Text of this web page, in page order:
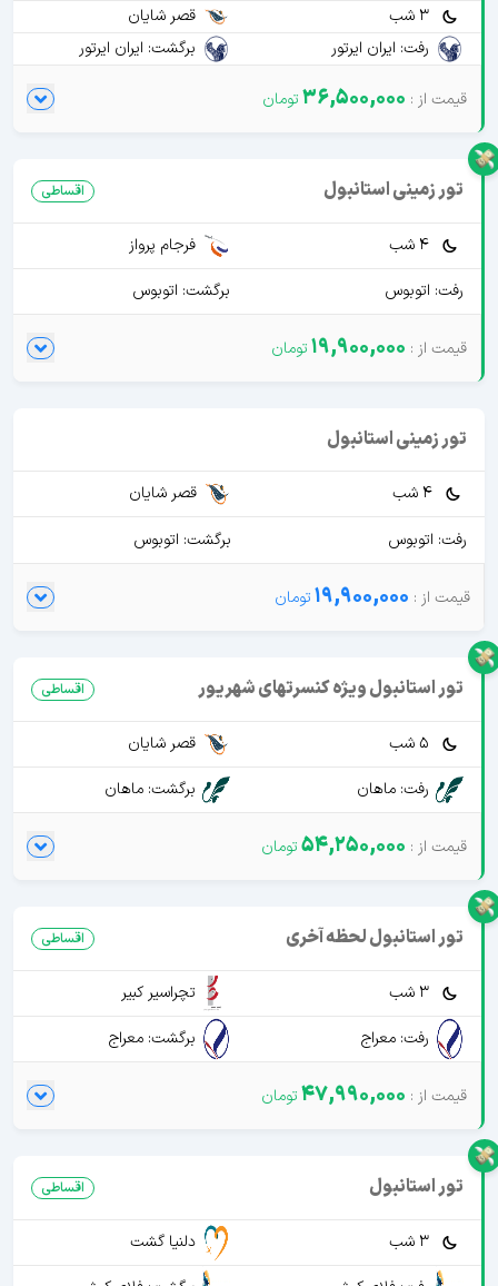
3 شب
قصر شایان
رفت: ایران ایرتور
برگشت: ایران ایرتور
36,500,000
تور زمینی استانبول اقساطی
4 شب
فرجام پرواز
رفت: اتوبوس
برگشت: اتوبوس
19,900,000
تور زمینی استانبول
4 شب
قصر شایان
رفت: اتوبوس
برگشت: اتوبوس
19,900,000
تور استانبول ویژه کنسرتهای شهریور اقساطی
5 شب
قصر شایان
رفت: ماهان
برگشت: ماهان
54,250,000
تور استانبول لحظه آخری اقساطی
3 شب
تچراسیر کبیر
رفت: معراج
برگشت: معراج
47,990,000
تور استانبول اقساطی
3 شب
دلنیا گشت